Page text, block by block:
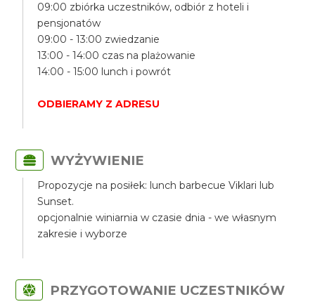
09:00 zbiórka uczestników, odbiór z hoteli i
pensjonatów
09:00 - 13:00 zwiedzanie
13:00 - 14:00 czas na plażowanie
14:00 - 15:00 lunch i powrót
ODBIERAMY Z ADRESU
WYŻYWIENIE
Propozycje na posiłek: lunch barbecue Viklari lub
Sunset.
opcjonalnie winiarnia w czasie dnia - we własnym
zakresie i wyborze
PRZYGOTOWANIE UCZESTNIKÓW